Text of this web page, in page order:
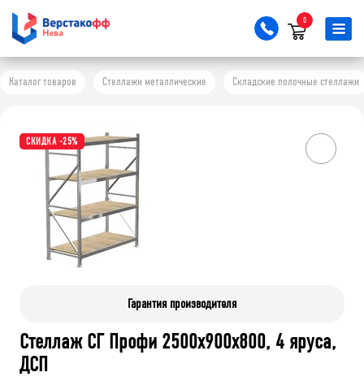
0
Каталог товаров Стеллажи металлические Складские полочные стеллажи
СКИДКА -25%
Гарантия производителя
Стеллаж СГ Профи 2500х900х800, 4 яруса,
ДСП